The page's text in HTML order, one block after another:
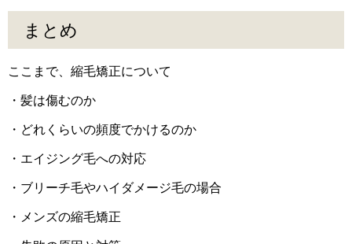
まとめ
ここまで、縮毛矯正について
・髪は傷むのか
・どれくらいの頻度でかけるのか
・エイジング毛への対応
・ブリーチ毛やハイダメージ毛の場合
・メンズの縮毛矯正